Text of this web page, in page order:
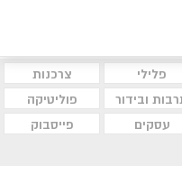
פלילי
צרכנות
ובידור
פוליטיקה
עסקים
פייסבוק